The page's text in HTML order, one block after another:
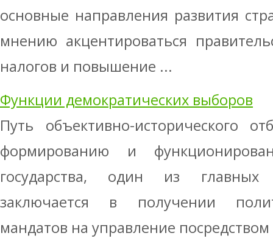
основные направления развития
мнению акцентироваться
налогов и повышение ...
Функции демократических выборов
Путь объективно-исторического
формированию и
государства, один из главных
заключается в получении
мандатов на управление посредством